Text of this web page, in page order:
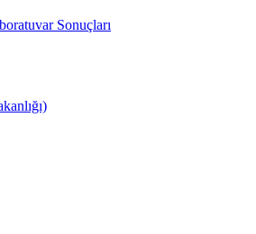
Sonuçları